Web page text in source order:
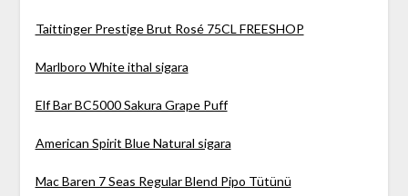
Taittinger Prestige Brut Rosé 75CL FREESHOP
Marlboro White ithal sigara
Elf Bar BC5000 Sakura Grape Puff
American Spirit Blue Natural sigara
Mac Baren 7 Seas Regular Blend Pipo Tütünü